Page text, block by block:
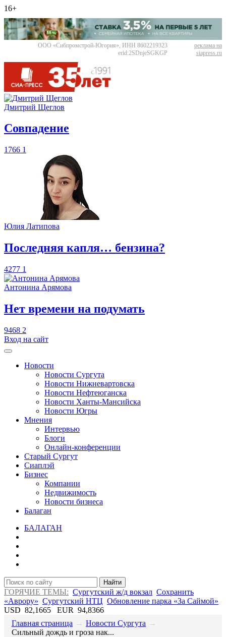
16+
ООО «Сибпромстрой-Югория», ИНН 8602219323
erid:2SDnjeSGKGP
реклама на
siapress.ru
Дмитрий Щеглов
​Совпадение
1766 1
Юлия Латипова
​Последняя капля… бензина?
4277 1
Антонина Арямова
​Нет времени на подумать
9468 2
Вход на сайт
Новости
Новости Сургута
Новости Нижневартовска
Новости Нефтеюганска
Новости Ханты-Мансийска
Новости Югры
Мнения
Интервью
Блоги
Онлайн-конференции
Старый Сургут
Сиаплэй
Бизнес
Компании
Недвижимость
Новости бизнеса
Балаган
БАЛАГАН
Найти
ГОРЯЧИЕ ТЕМЫ: Сургутский ж/д вокзал Сохранить
«Аврору» Сургутский НТЦ Обновление парка «За Саймой»
USD 82,1665 EUR 94,8366
Главная страница → Новости Сургута →
​Сильный дождь и гроза нак...